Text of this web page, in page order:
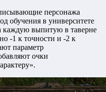
персонажа
обучения в университете
каждую выпитую в таверне
-1 к точности и -2 к
параметр
очки